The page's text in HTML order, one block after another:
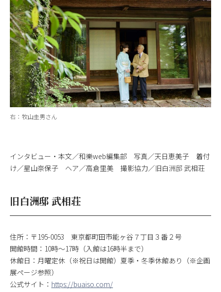
右：牧山圭男さん
インタビュー・本文／和樂web編集部 写真／天日恵美子 着付
け／星山奈保子 ヘア／高倉里美 撮影協力／旧白洲邸 武相荘
旧白洲邸 武相荘
住所：〒195-0053 東京都町田市能ヶ谷７丁目３番２号
開館時間：10時～17時（入館は16時半まで）
休館日：月曜定休（※祝日は開館）夏季・冬季休館あり（※企画
展ページ参照）
公式サイト： https://buaiso.com/